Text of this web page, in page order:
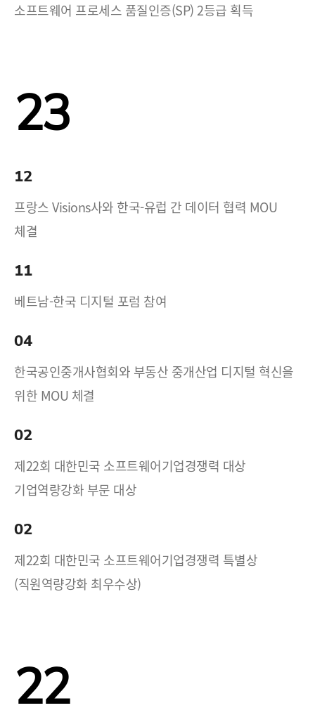
소프트웨어 프로세스 품질인증(SP) 2등급 획득
23
12
프랑스 Visions사와 한국-유럽 간 데이터 협력 MOU
체결
11
베트남-한국 디지털 포럼 참여
04
한국공인중개사협회와 부동산 중개산업 디지털 혁신을
위한 MOU 체결
02
제22회 대한민국 소프트웨어기업경쟁력 대상
기업역량강화 부문 대상
02
제22회 대한민국 소프트웨어기업경쟁력 특별상
(직원역량강화 최우수상)
22